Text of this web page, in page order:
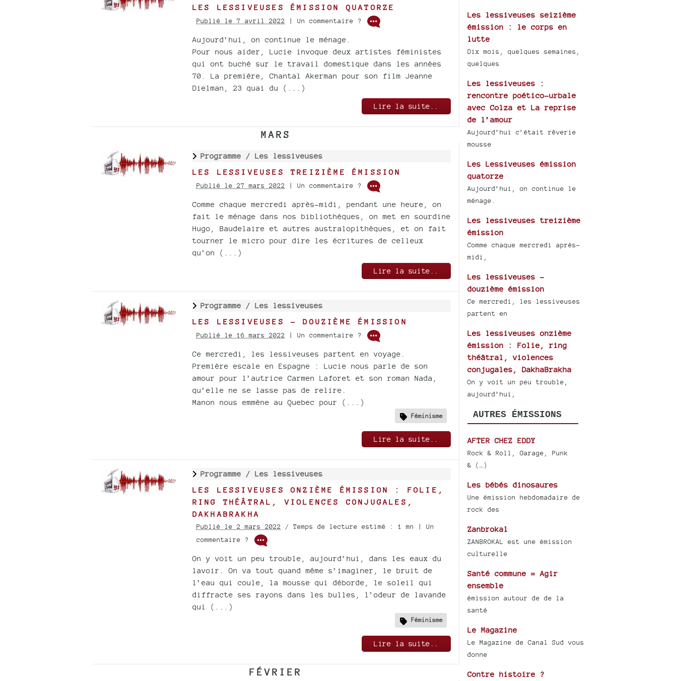
LES LESSIVEUSES ÉMISSION QUATORZE
Publié le 7 avril 2022 | Un commentaire ?
Aujourd’hui, on continue le ménage.
Pour nous aider, Lucie invoque deux artistes féministes
qui ont buché sur le travail domestique dans les années
70. La première, Chantal Akerman pour son film Jeanne
Dielman, 23 quai du (...)
Lire la suite..
MARS
Programme / Les lessiveuses
LES LESSIVEUSES TREIZIÈME ÉMISSION
Publié le 27 mars 2022 | Un commentaire ?
Comme chaque mercredi après-midi, pendant une heure, on
fait le ménage dans nos bibliothèques, on met en sourdine
Hugo, Baudelaire et autres australopithèques, et on fait
tourner le micro pour dire les écritures de celleux
qu’on (...)
Lire la suite..
Programme / Les lessiveuses
LES LESSIVEUSES - DOUZIÈME ÉMISSION
Publié le 16 mars 2022 | Un commentaire ?
Ce mercredi, les lessiveuses partent en voyage.
Première escale en Espagne : Lucie nous parle de son
amour pour l’autrice Carmen Laforet et son roman Nada,
qu’elle ne se lasse pas de relire.
Manon nous emmène au Quebec pour (...)
Féminisme
Lire la suite..
Programme / Les lessiveuses
LES LESSIVEUSES ONZIÈME ÉMISSION : FOLIE,
RING THÉÂTRAL, VIOLENCES CONJUGALES,
DAKHABRAKHA
Publié le 2 mars 2022
/ Temps de lecture estimé : 1 mn | Un
commentaire ?
On y voit un peu trouble, aujourd’hui, dans les eaux du
lavoir. On va tout quand même s’imaginer, le bruit de
l’eau qui coule, la mousse qui déborde, le soleil qui
diffracte ses rayons dans les bulles, l’odeur de lavande
qui (...)
Féminisme
Lire la suite..
FÉVRIER
Les lessiveuses seizième
émission : le corps en
lutte
Dix mois, quelques semaines,
quelques
Les lessiveuses :
rencontre poético-urbale
avec Colza et La reprise
de l’amour
Aujourd’hui c’était rêverie
mousse
Les Lessiveuses émission
quatorze
Aujourd’hui, on continue le
ménage.
Les lessiveuses treizième
émission
Comme chaque mercredi après-
midi,
Les lessiveuses -
douzième émission
Ce mercredi, les lessiveuses
partent en
Les lessiveuses onzième
émission : Folie, ring
théâtral, violences
conjugales, DakhaBrakha
On y voit un peu trouble,
aujourd’hui,
AUTRES ÉMISSIONS
AFTER CHEZ EDDY
Rock & Roll, Garage, Punk
& (…)
Les bébés dinosaures
Une émission hebdomadaire de
rock des
Zanbrokal
ZANBROKAL est une émission
culturelle
Santé commune = Agir
ensemble
émission autour de de la
santé
Le Magazine
Le Magazine de Canal Sud vous
donne
Contre histoire ?